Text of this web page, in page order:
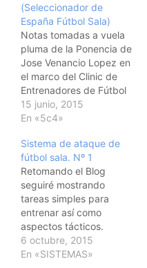
(Seleccionador de
España Fútbol Sala)
Notas tomadas a vuela
pluma de la Ponencia de
Jose Venancio Lopez en
el marco del Clinic de
Entrenadores de Fútbol
Sala de la Federación
Catalana de Fútbol:
DIFERENTES SISTEMAS
UTILIZADOS. JOSÉ
VENANCIO LÓPEZ
(Seleccionador de
España Fútbol Sala) .
Contextualizar el juego y
donde ubicar el…
15 junio, 2015
En «5c4»
Sistema de ataque de
fútbol sala. Nº 1
Retomando el Blog
seguiré mostrando
tareas simples para
entrenar así como
aspectos tácticos.
Espero que sean para
ayudarnos a todos y que
6 octubre, 2015
En «SISTEMAS»